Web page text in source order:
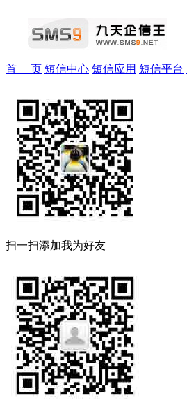
首 页 短信中心 短信应用 短信平台
扫一扫添加我为好友